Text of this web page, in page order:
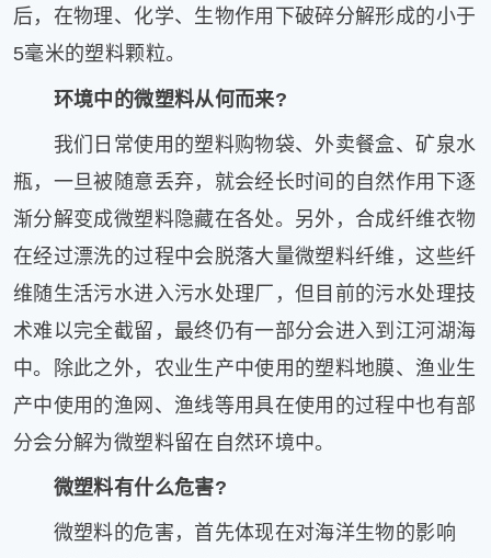
问
更
﹥
后，在物理、化学、生物作用下破碎分解形成的小于
5毫米的塑料颗粒。
环境中的微塑料从何而来?
我们日常使用的塑料购物袋、外卖餐盒、矿泉水
瓶，一旦被随意丢弃，就会经长时间的自然作用下逐
渐分解变成微塑料隐藏在各处。另外，合成纤维衣物
在经过漂洗的过程中会脱落大量微塑料纤维，这些纤
维随生活污水进入污水处理厂，但目前的污水处理技
术难以完全截留，最终仍有一部分会进入到江河湖海
中。除此之外，农业生产中使用的塑料地膜、渔业生
产中使用的渔网、渔线等用具在使用的过程中也有部
分会分解为微塑料留在自然环境中。
微塑料有什么危害?
微塑料的危害，首先体现在对海洋生物的影响